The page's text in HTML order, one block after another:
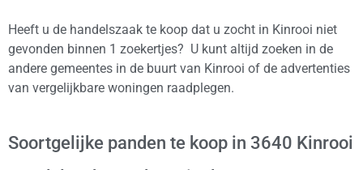
Heeft u de handelszaak te koop dat u zocht in Kinrooi niet
gevonden binnen 1 zoekertjes? U kunt altijd zoeken in de
andere gemeentes in de buurt van Kinrooi of de advertenties
van vergelijkbare woningen raadplegen.
Soortgelijke panden te koop in 3640 Kinrooi